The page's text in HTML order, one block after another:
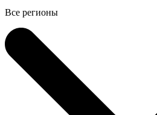
Все регионы